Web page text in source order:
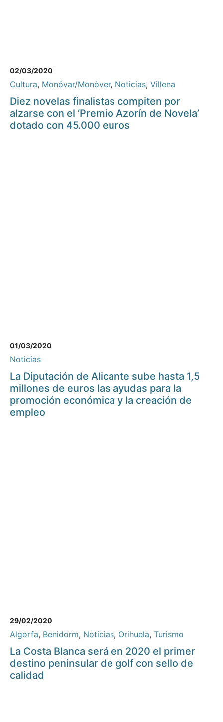
02/03/2020
Cultura, Monóvar/Monòver, Noticias, Villena
Diez novelas finalistas compiten por
alzarse con el ‘Premio Azorín de Novela’
dotado con 45.000 euros
01/03/2020
Noticias
La Diputación de Alicante sube hasta 1,5
millones de euros las ayudas para la
promoción económica y la creación de
empleo
29/02/2020
Algorfa, Benidorm, Noticias, Orihuela, Turismo
La Costa Blanca será en 2020 el primer
destino peninsular de golf con sello de
calidad